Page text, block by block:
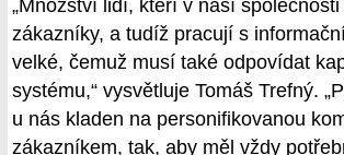
„Množství lidí, kteří v naší
zákazníky, a tudíž pracují s
velké, čemuž musí také odpovídat
systému,“ vysvětluje Tomáš Trefný.
u nás kladen na personifikovanou
zákazníkem, tak, aby měl vždy